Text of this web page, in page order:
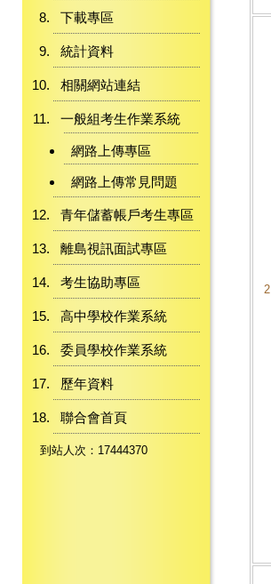
下載專區
統計資料
相關網站連結
一般組考生作業系統
網路上傳專區
網路上傳常見問題
青年儲蓄帳戶考生專區
離島視訊面試專區
考生協助專區
高中學校作業系統
委員學校作業系統
歷年資料
聯合會首頁
到站人次：17444370
2